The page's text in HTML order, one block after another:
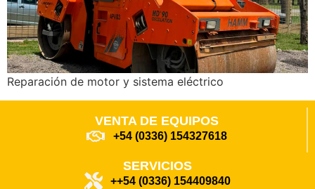
Reparación de motor y sistema eléctrico
VENTA DE EQUIPOS
+54 (0336) 154327618
SERVICIOS
++54 (0336) 154409840